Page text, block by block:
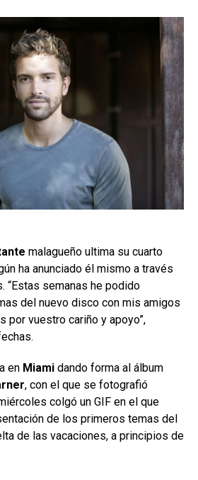
malagueño ultima su cuarto
ha anunciado él mismo a través
“Estas semanas he podido
del nuevo disco con mis amigos
por vuestro cariño y apoyo”,
en Miami dando forma al álbum
, con el que se fotografió
colgó un GIF en el que
de los primeros temas del
de las vacaciones, a principios de